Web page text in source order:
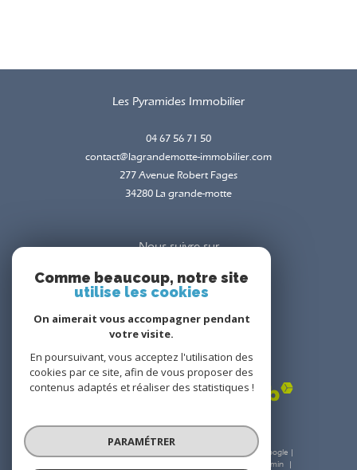
Les Pyramides Immobilier
04 67 56 71 50
contact@lagrandemotte-immobilier.com
277 Avenue Robert Fages
34280 la grande-motte
Nous suivre sur
Adhérents
© 2026 | Tous droits réservés | Traduction powered by Google |
Admin
Comme beaucoup, notre site
utilise les cookies
On aimerait vous accompagner pendant
votre visite.
En poursuivant, vous acceptez l'utilisation des
cookies par ce site, afin de vous proposer des
contenus adaptés et réaliser des statistiques !
PARAMÉTRER